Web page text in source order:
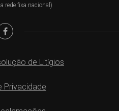
rede fixa nacional)
de Litígios
Privacidade